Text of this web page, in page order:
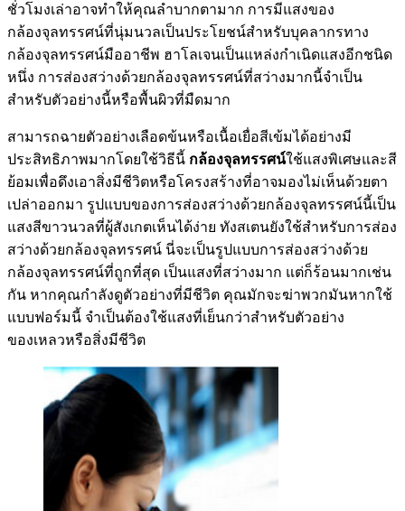
ชั่วโมงเล่าอาจทำให้คุณลำบากตามาก การมีแสงของ
กล้องจุลทรรศน์ที่นุ่มนวลเป็นประโยชน์สำหรับบุคลากรทาง
กล้องจุลทรรศน์มืออาชีพ ฮาโลเจนเป็นแหล่งกำเนิดแสงอีกชนิด
หนึ่ง การส่องสว่างด้วยกล้องจุลทรรศน์ที่สว่างมากนี้จำเป็น
สำหรับตัวอย่างนี้หรือพื้นผิวที่มืดมาก
สามารถฉายตัวอย่างเลือดข้นหรือเนื้อเยื่อสีเข้มได้อย่างมี
ประสิทธิภาพมากโดยใช้วิธีนี้ กล้องจุลทรรศน์ใช้แสงพิเศษและสี
ย้อมเพื่อดึงเอาสิ่งมีชีวิตหรือโครงสร้างที่อาจมองไม่เห็นด้วยตา
เปล่าออกมา รูปแบบของการส่องสว่างด้วยกล้องจุลทรรศน์นี้เป็น
แสงสีขาวนวลที่ผู้สังเกตเห็นได้ง่าย ทังสเตนยังใช้สำหรับการส่อง
สว่างด้วยกล้องจุลทรรศน์ นี่จะเป็นรูปแบบการส่องสว่างด้วย
กล้องจุลทรรศน์ที่ถูกที่สุด เป็นแสงที่สว่างมาก แต่ก็ร้อนมากเช่น
กัน หากคุณกำลังดูตัวอย่างที่มีชีวิต คุณมักจะฆ่าพวกมันหากใช้
แบบฟอร์มนี้ จำเป็นต้องใช้แสงที่เย็นกว่าสำหรับตัวอย่าง
ของเหลวหรือสิ่งมีชีวิต